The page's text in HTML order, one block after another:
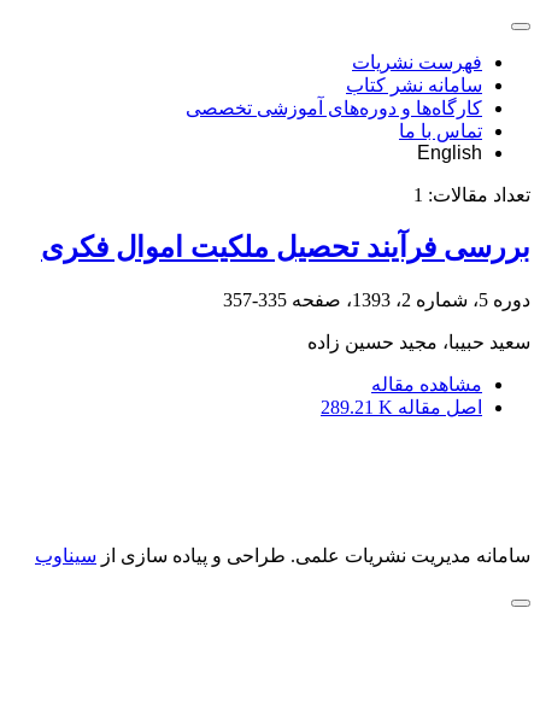
فهرست نشریات
سامانه نشر کتاب
کارگاه‌ها و دوره‌های آموزشی تخصصی
تماس با ما
English
تعداد مقالات: 1
بررسی فرآیند تحصیل ملکیت اموال فکری
دوره 5، شماره 2، 1393، صفحه 335-357
سعید حبیبا، مجید حسین زاده
مشاهده مقاله
اصل مقاله 289.21 K
سامانه مدیریت نشریات علمی. طراحی و پیاده سازی از سیناوب